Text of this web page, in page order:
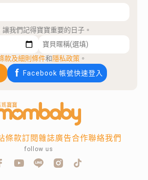
我們記得寶寶重要的日子。
款及細則條件和隱私政策 。
Facebook 帳號快速登入
條款訂閱雜誌廣告合作聯絡我們
follow us